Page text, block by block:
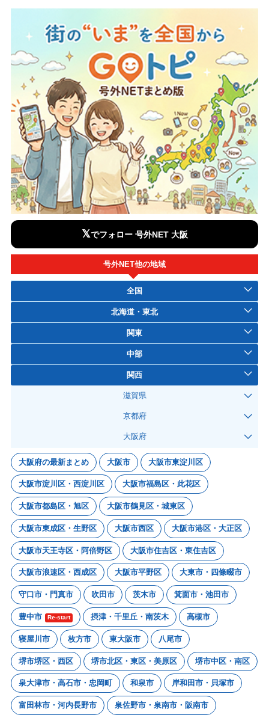
𝕏でフォロー 号外NET 大阪
号外NET他の地域
全国
北海道・東北
関東
中部
関西
滋賀県
京都府
大阪府
大阪府の最新まとめ 大阪市 大阪市東淀川区
大阪市淀川区・西淀川区 大阪市福島区・此花区
大阪市都島区・旭区 大阪市鶴見区・城東区
大阪市東成区・生野区 大阪市西区 大阪市港区・大正区
大阪市天王寺区・阿倍野区 大阪市住吉区・東住吉区
大阪市浪速区・西成区 大阪市平野区 大東市・四條畷市
守口市・門真市 吹田市 茨木市 箕面市・池田市
豊中市 Re-start 摂津・千里丘・南茨木 高槻市
寝屋川市 枚方市 東大阪市 八尾市
堺市堺区・西区 堺市北区・東区・美原区 堺市中区・南区
泉大津市・高石市・忠岡町 和泉市 岸和田市・貝塚市
富田林市・河内長野市 泉佐野市・泉南市・阪南市